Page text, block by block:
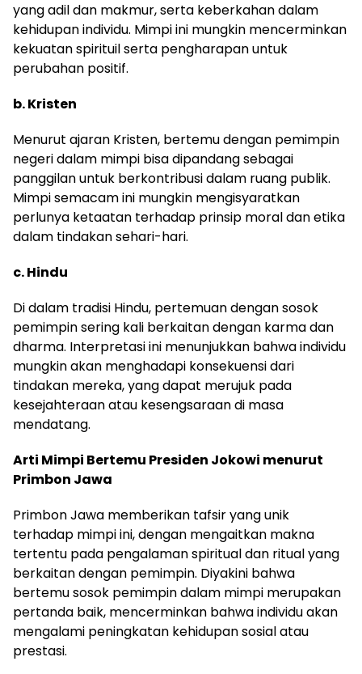
yang adil dan makmur, serta keberkahan dalam
kehidupan individu. Mimpi ini mungkin mencerminkan
kekuatan spirituil serta pengharapan untuk
perubahan positif.
b. Kristen
Menurut ajaran Kristen, bertemu dengan pemimpin
negeri dalam mimpi bisa dipandang sebagai
panggilan untuk berkontribusi dalam ruang publik.
Mimpi semacam ini mungkin mengisyaratkan
perlunya ketaatan terhadap prinsip moral dan etika
dalam tindakan sehari-hari.
c. Hindu
Di dalam tradisi Hindu, pertemuan dengan sosok
pemimpin sering kali berkaitan dengan karma dan
dharma. Interpretasi ini menunjukkan bahwa individu
mungkin akan menghadapi konsekuensi dari
tindakan mereka, yang dapat merujuk pada
kesejahteraan atau kesengsaraan di masa
mendatang.
Arti Mimpi Bertemu Presiden Jokowi menurut
Primbon Jawa
Primbon Jawa memberikan tafsir yang unik
terhadap mimpi ini, dengan mengaitkan makna
tertentu pada pengalaman spiritual dan ritual yang
berkaitan dengan pemimpin. Diyakini bahwa
bertemu sosok pemimpin dalam mimpi merupakan
pertanda baik, mencerminkan bahwa individu akan
mengalami peningkatan kehidupan sosial atau
prestasi.